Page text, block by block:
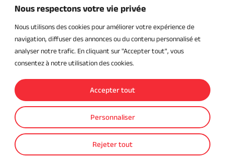
Nous respectons votre vie privée
Nous utilisons des cookies pour améliorer votre expérience de
navigation, diffuser des annonces ou du contenu personnalisé et
analyser notre trafic. En cliquant sur "Accepter tout", vous
consentez à notre utilisation des cookies.
Personnaliser
Rejeter tout
Accepter tout